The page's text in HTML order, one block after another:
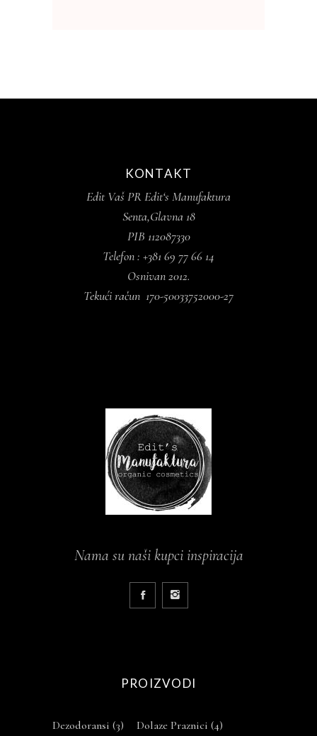
KONTAKT
Edit Vaš PR Edit‘s Manufaktura
Senta,Glavna 18
PIB 112087330
Telefon : +381 69 77 66 14
Osnivan 2012.
Tekući račun 170-50033752000-27
Nama su naši kupci inspiracija
PROIZVODI
Dezodoransi (3) Dolaze Praznici (4)